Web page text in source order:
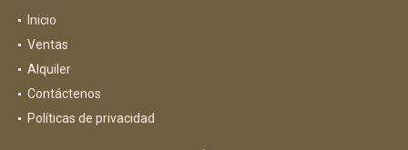
Inicio
Ventas
Alquiler
Contáctenos
Políticas de privacidad